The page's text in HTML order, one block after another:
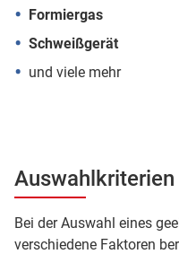
Formiergas
Schweißgerät
und viele mehr
Bei der Auswahl eines
verschiedene Faktoren